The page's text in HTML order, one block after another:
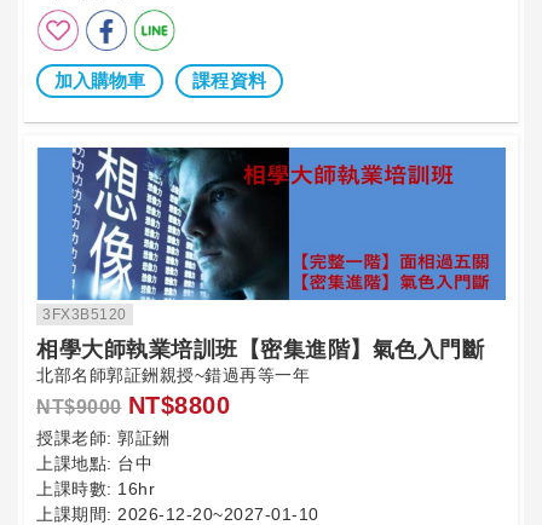
加入購物車 課程資料
3FX3B5120
相學大師執業培訓班【密集進階】氣色入門斷
北部名師郭証銂親授~錯過再等一年
NT$9000 NT$8800
授課老師: 郭証銂
上課地點: 台中
上課時數: 16hr
上課期間: 2026-12-20~2027-01-10